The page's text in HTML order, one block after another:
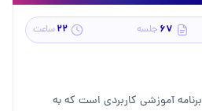
۶۷ جلسه ۲۲ساعت
آموزشی کاربردی است که به